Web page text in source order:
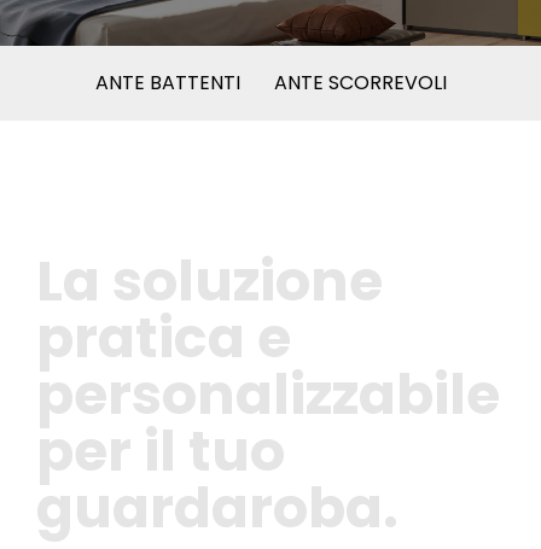
ANTE BATTENTI ANTE SCORREVOLI
La soluzione
pratica e
personalizzabile
per il tuo
guardaroba.